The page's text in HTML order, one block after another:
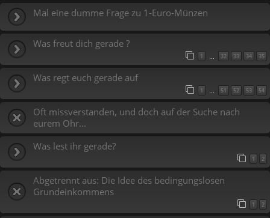
Mal eine dumme Frage zu 1‑Euro‑Münzen
Was freut dich gerade ?
1 32 33 34 35
Was regt euch gerade auf
1 51 52 53 54
Oft missverstanden, und doch auf der Suche nach
eurem Ohr...
Was lest ihr gerade?
1 2
Abgetrennt aus: Die Idee des bedingungslosen
Grundeinkommens
1 2